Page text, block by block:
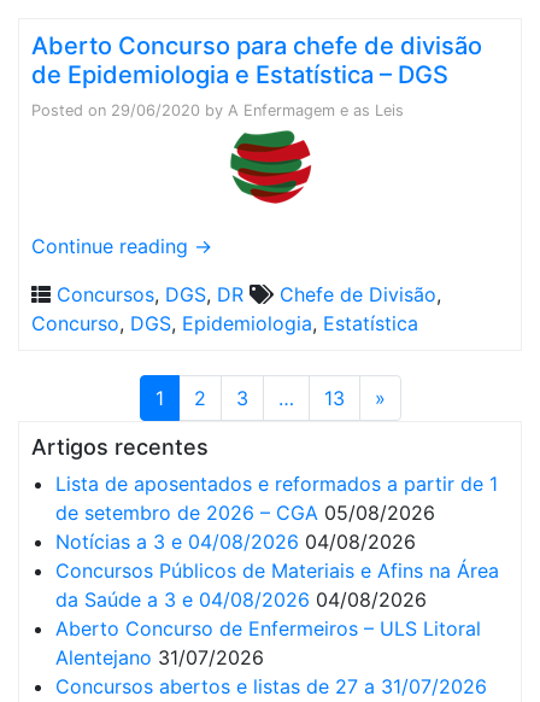
Aberto Concurso para chefe de divisão
de Epidemiologia e Estatística – DGS
Posted on 29/06/2020 by A Enfermagem e as Leis
Continue reading →
Concursos, DGS, DR Chefe de Divisão,
Concurso, DGS, Epidemiologia, Estatística
1 2 3 … 13 »
Artigos recentes
Lista de aposentados e reformados a partir de 1
de setembro de 2026 – CGA 05/08/2026
Notícias a 3 e 04/08/2026 04/08/2026
Concursos Públicos de Materiais e Afins na Área
da Saúde a 3 e 04/08/2026 04/08/2026
Aberto Concurso de Enfermeiros – ULS Litoral
Alentejano 31/07/2026
Concursos abertos e listas de 27 a 31/07/2026